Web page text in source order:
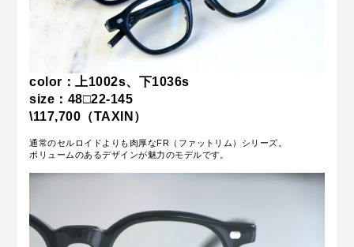
color：上1002s、下1036s
size：48□22-145
\117,700（TAXIN）
通常のセルロイドよりも肉厚なFR（ファットリム）シリーズ。
ボリュームのあるデザインが魅力のモデルです。